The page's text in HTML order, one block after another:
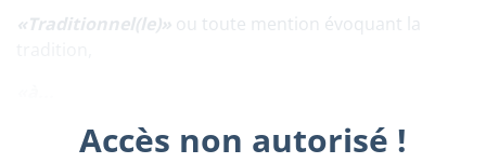
«Traditionnel(le)» ou toute mention évoquant la
Accès non autorisé !